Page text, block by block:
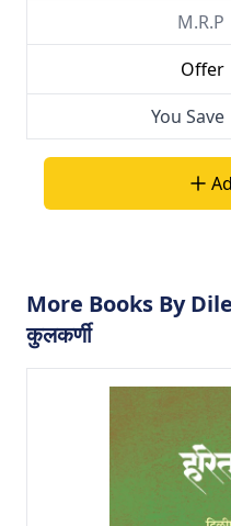
M.R.P
Offer
You Save
More Books By
कुलकर्णी